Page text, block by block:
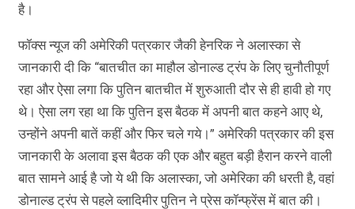
है।
फॉक्स न्यूज की अमेरिकी पत्रकार जैकी हेनरिक ने अलास्का से
जानकारी दी कि “बातचीत का माहौल डोनाल्ड ट्रंप के लिए चुनौतीपूर्ण
रहा और ऐसा लगा कि पुतिन बातचीत में शुरुआती दौर से ही हावी हो गए
थे। ऐसा लग रहा था कि पुतिन इस बैठक में अपनी बात कहने आए थे,
उन्होंने अपनी बातें कहीं और फिर चले गये।” अमेरिकी पत्रकार की इस
जानकारी के अलावा इस बैठक की एक और बहुत बड़ी हैरान करने वाली
बात सामने आई है जो ये थी कि अलास्का, जो अमेरिका की धरती है, वहां
डोनाल्ड ट्रंप से पहले व्लादिमीर पुतिन ने प्रेस कॉन्फ्रेंस में बात की।